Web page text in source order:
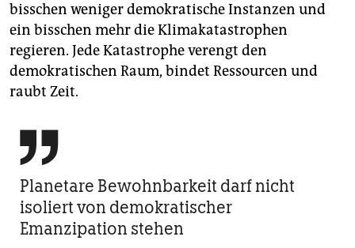
bisschen weniger demokratische Instanzen und
ein bisschen mehr die Klimakatastrophen
regieren. Jede Katastrophe verengt den
demokratischen Raum, bindet Ressourcen und
raubt Zeit.

Planetare Bewohnbarkeit darf nicht
isoliert von demokratischer
Emanzipation stehen